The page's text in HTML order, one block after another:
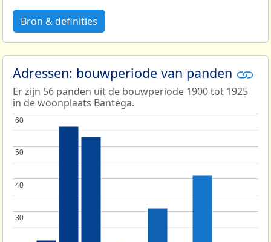
Bron & definities
Adressen: bouwperiode van panden
Er zijn 56 panden uit de bouwperiode 1900 tot 1925
in de woonplaats Bantega.
30
30
40
40
50
50
60
60